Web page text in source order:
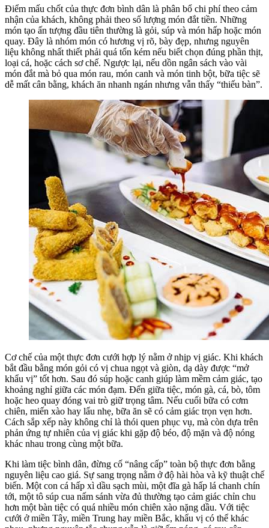
Điểm mấu chốt của thực đơn bình dân là phân bổ chi phí theo cảm
nhận của khách, không phải theo số lượng món đắt tiền. Những
món tạo ấn tượng đầu tiên thường là gỏi, súp và món hấp hoặc món
quay. Đây là nhóm món có hương vị rõ, bày đẹp, nhưng nguyên
liệu không nhất thiết phải quá tốn kém nếu biết chọn đúng phần thịt,
loại cá, hoặc cách sơ chế. Ngược lại, nếu dồn ngân sách vào vài
món đắt mà bỏ qua món rau, món canh và món tinh bột, bữa tiệc sẽ
dễ mất cân bằng, khách ăn nhanh ngán nhưng vẫn thấy “thiếu bàn”.
Cơ chế của một thực đơn cưới hợp lý nằm ở nhịp vị giác. Khi khách
bắt đầu bằng món gỏi có vị chua ngọt và giòn, dạ dày được “mở
khẩu vị” tốt hơn. Sau đó súp hoặc canh giúp làm mềm cảm giác, tạo
khoảng nghỉ giữa các món đạm. Đến giữa tiệc, món gà, cá, bò, tôm
hoặc heo quay đóng vai trò giữ trọng tâm. Nếu cuối bữa có cơm
chiên, miến xào hay lẩu nhẹ, bữa ăn sẽ có cảm giác trọn vẹn hơn.
Cách sắp xếp này không chỉ là thói quen phục vụ, mà còn dựa trên
phản ứng tự nhiên của vị giác khi gặp độ béo, độ mặn và độ nóng
khác nhau trong cùng một bữa.
Khi làm tiệc bình dân, đừng cố “nâng cấp” toàn bộ thực đơn bằng
nguyên liệu cao giá. Sự sang trọng nằm ở độ hài hòa và kỹ thuật chế
biến. Một con cá hấp xì dầu sạch mùi, một đĩa gà hấp lá chanh chín
tới, một tô súp cua nấm sánh vừa đủ thường tạo cảm giác chỉn chu
hơn một bàn tiệc có quá nhiều món chiên xào nặng dầu. Với tiệc
cưới ở miền Tây, miền Trung hay miền Bắc, khẩu vị có thể khác